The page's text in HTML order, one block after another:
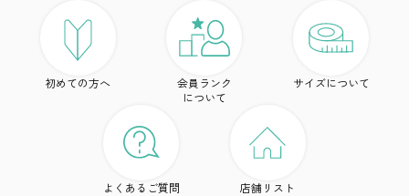
初めての方へ
会員ランク
について
サイズについて
よくあるご質問 店舗リスト